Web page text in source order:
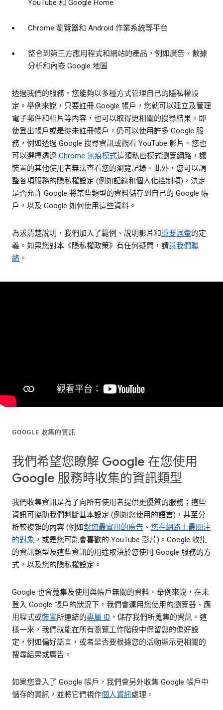
YouTube 和 Google Home
Chrome 瀏覽器和 Android 作業系統等平台
整合到第三方應用程式和網站的產品，例如廣告、數據
分析和內嵌 Google 地圖
透過我們的服務，您能夠以多種方式管理自己的隱私權設
定。舉例來說，只要註冊 Google 帳戶，您就可以建立及管理
電子郵件和相片等內容，也可以取得更相關的搜尋結果。即
使登出帳戶或是從未註冊帳戶，仍可以使用許多 Google 服
務，例如透過 Google 搜尋資訊或觀看 YouTube 影片。您也
可以選擇透過 Chrome 無痕模式這類私密模式瀏覽網路，讓
裝置的其他使用者無法查看您的瀏覽記錄。此外，您可以調
整各項服務的隱私權設定 (例如記錄和個人化控制項)，決定
是否允許 Google 將某些類型的資料儲存到自己的 Google 帳
戶，以及 Google 如何使用這些資料。
為求清楚說明，我們加入了範例、說明影片和重要詞彙的定
義。如果您對本《隱私權政策》有任何疑問，請與我們聯
絡 。
GOOGLE 收集的資訊
我們希望您瞭解 Google 在您使用
Google 服務時收集的資訊類型
我們收集資訊是為了向所有使用者提供更優質的服務；這些
資訊可協助我們判斷基本設定 (例如您使用的語言)，甚至分
析較複雜的內容 (例如對您最實用的廣告 、 您在網路上最關注
的對象 ，或是您可能會喜歡的 YouTube 影片)。Google 收集
的資訊類型及這些資訊的用途取決於您使用 Google 服務的方
式，以及您的隱私權設定。
Google 也會蒐集及使用與帳戶無關的資料。舉例來說，在未
登入 Google 帳戶的狀況下，我們會運用您使用的瀏覽器、應
用程式或裝置所連結的專屬 ID ，儲存我們所蒐集的資訊。這
樣一來，我們就能在所有瀏覽工作階段中保留您的偏好設
定，例如偏好語言，或者是否要根據您的活動顯示更相關的
搜尋結果或廣告。
如果您登入了 Google 帳戶，我們會另外收集 Google 帳戶中
儲存的資訊，並將它們視作個人資訊處理。